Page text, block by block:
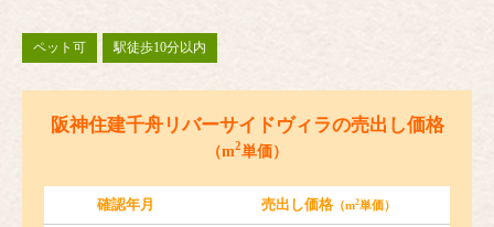
ペット可 駅徒歩10分以内
阪神住建千舟リバーサイドヴィラの売出し価格
（m2単価）
確認年月 売出し価格（m2単価）